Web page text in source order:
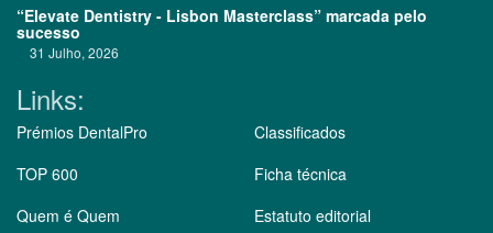
“Elevate Dentistry - Lisbon Masterclass” marcada pelo
sucesso
31 Julho, 2026
Links:
Prémios DentalPro
TOP 600
Quem é Quem
Classificados
Ficha técnica
Estatuto editorial